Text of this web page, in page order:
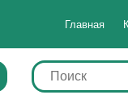
Главная